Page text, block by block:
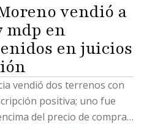
vendió a
mdp en
en juicios
vendió dos terrenos con
positiva; uno fue
del precio de compra,